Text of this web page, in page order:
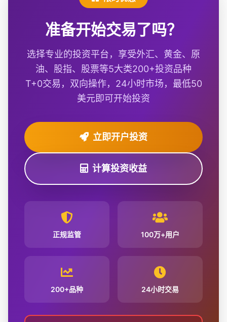
准备开始交易了吗？
选择专业的投资平台，享受外汇、黄金、原
油、股指、股票等5大类200+投资品种
T+0交易，双向操作，24小时市场，最低50
美元即可开始投资
立即开户投资
计算投资收益
正规监管 100万+用户
200+品种 24小时交易